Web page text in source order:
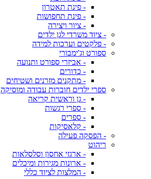
- פינת תאטרון
- פינת תחפושות
- ציור ויצירה
- ציוד משרדי לגן ילדים
- פלקטים וערכות למידה
ספורט וג'ימבורי
- אביזרי ספורט ותנועה
- כדורים
- מתקנים מזרנים ושטיחים
ספרי ילדים חוברות עבודה ומוסיקה
- גן וראשית קריאה
- ספרי רגשות
- ספרים
- קלאסיקות
- הפסקה פעילה
ריהוט
- ארגזי אחסון וסלסלאות
- ארונות מגירות ומיכלים
- המלצות לציוד כללי